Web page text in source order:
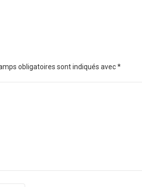
obligatoires sont indiqués avec*